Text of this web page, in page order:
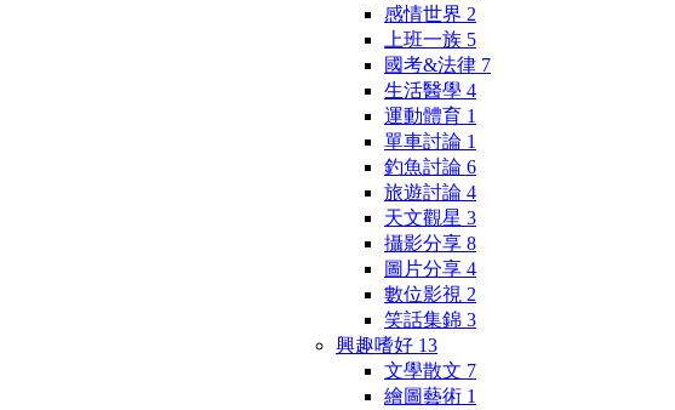
感情世界 2
上班一族 5
國考&法律 7
生活醫學 4
運動體育 1
單車討論 1
釣魚討論 6
旅遊討論 4
天文觀星 3
攝影分享 8
圖片分享 4
數位影視 2
笑話集錦 3
興趣嗜好 13
文學散文 7
繪圖藝術 1